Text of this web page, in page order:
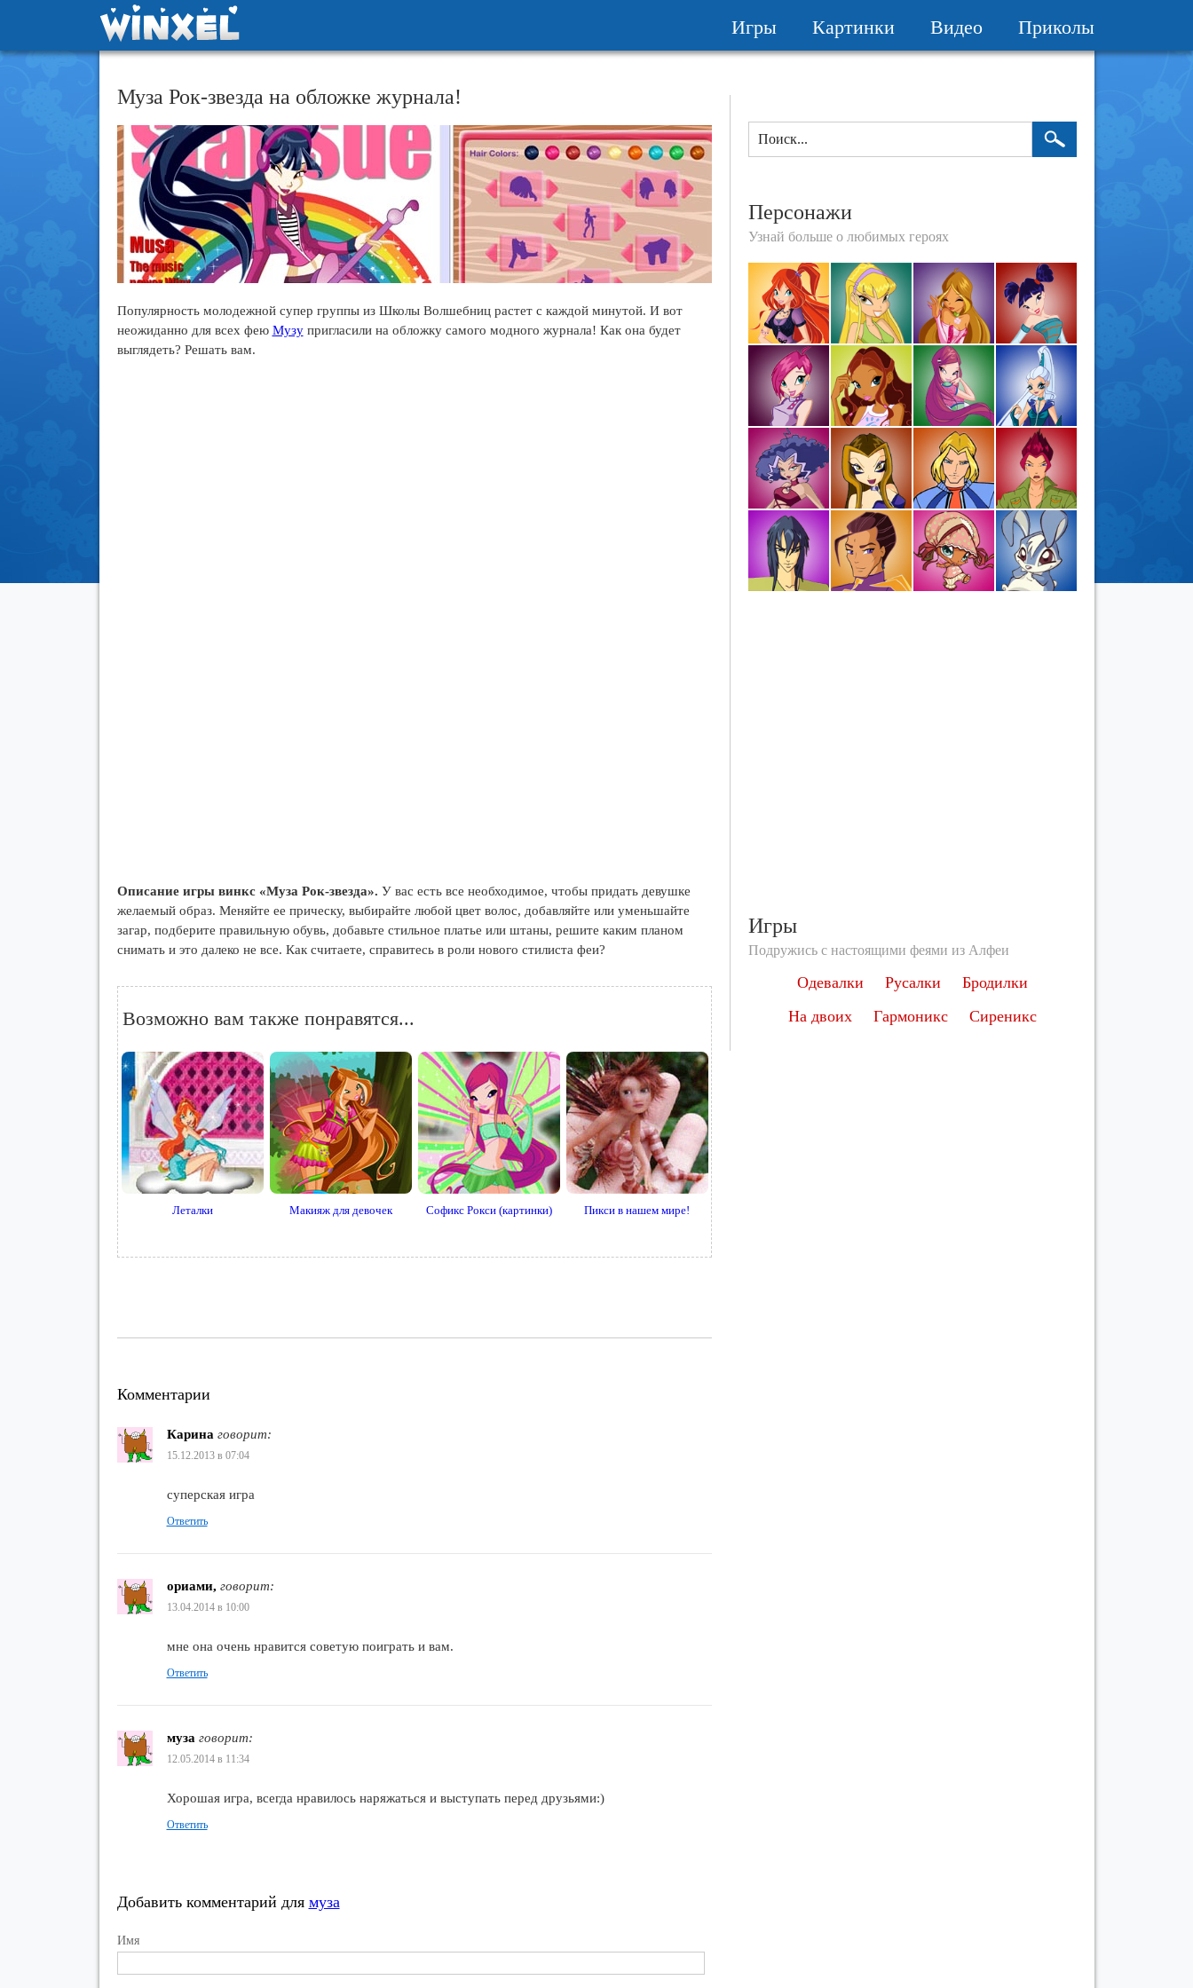
Приколы
Видео
Картинки
Игры
Муза Рок-звезда на обложке журнала!
Популярность молодежной супер группы из Школы Волшебниц растет с каждой минутой. И вот
неожиданно для всех фею Музупригласили на обложку самого модного журнала! Как она будет
выглядеть? Решать вам.
Описание игры винкс «Муза Рок-звезда». У вас есть все необходимое, чтобы придать девушке
желаемый образ. Меняйте ее прическу, выбирайте любой цвет волос, добавляйте или уменьшайте
загар, подберите правильную обувь, добавьте стильное платье или штаны, решите каким планом
снимать и это далеко не все. Как считаете, справитесь в роли нового стилиста феи?
Возможно вам также понравятся...
Леталки Макияж для девочек Софикс Рокси (картинки) Пикси в нашем мире!
Комментарии
Карина говорит:
15.12.2013 в 07:04
суперская игра
Ответить
ориами, говорит:
13.04.2014 в 10:00
мне она очень нравится советую поиграть и вам.
Ответить
муза говорит:
12.05.2014 в 11:34
Хорошая игра, всегда нравилось наряжаться и выступать перед друзьями:)
Ответить
Добавить комментарий для муза
Имя
Персонажи
Узнай больше о любимых героях
Игры
Подружись с настоящими феями из Алфеи
Одевалки Русалки
Бродилки
На двоих
Гармоникс Сиреникс